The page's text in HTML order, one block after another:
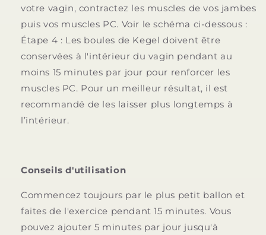
votre vagin, contractez les muscles de vos jambes
puis vos muscles PC. Voir le schéma ci-dessous :
Étape 4 : Les boules de Kegel doivent être
conservées à l'intérieur du vagin pendant au
moins 15 minutes par jour pour renforcer les
muscles PC. Pour un meilleur résultat, il est
recommandé de les laisser plus longtemps à
l’intérieur.
Conseils d'utilisation
Commencez toujours par le plus petit ballon et
faites de l'exercice pendant 15 minutes. Vous
pouvez ajouter 5 minutes par jour jusqu'à